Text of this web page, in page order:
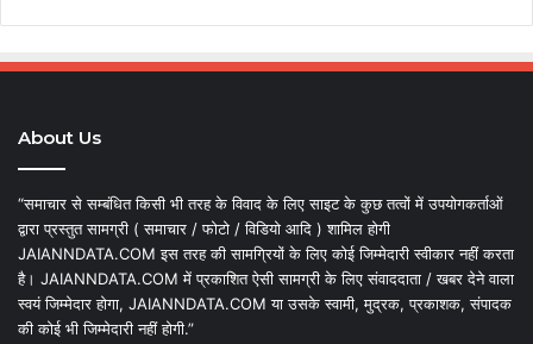
About Us
“समाचार से सम्बंधित किसी भी तरह के विवाद के लिए साइट के कुछ तत्वों में उपयोगकर्ताओं
द्वारा प्रस्तुत सामग्री ( समाचार / फोटो / विडियो आदि ) शामिल होगी
JAIANNDATA.COM इस तरह की सामग्रियों के लिए कोई जिम्मेदारी स्वीकार नहीं करता
है। JAIANNDATA.COM में प्रकाशित ऐसी सामग्री के लिए संवाददाता / खबर देने वाला
स्वयं जिम्मेदार होगा, JAIANNDATA.COM या उसके स्वामी, मुद्रक, प्रकाशक, संपादक
की कोई भी जिम्मेदारी नहीं होगी.”